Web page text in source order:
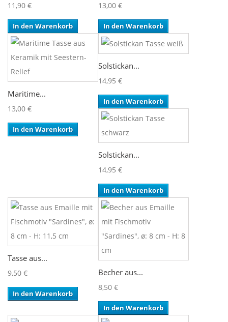
11,90 €
In den Warenkorb
13,00 €
In den Warenkorb
Maritime...
13,00 €
In den Warenkorb
Solstickan...
14,95 €
In den Warenkorb
Solstickan...
14,95 €
In den Warenkorb
Tasse aus...
9,50 €
In den Warenkorb
Becher aus...
8,50 €
In den Warenkorb